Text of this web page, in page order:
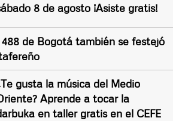
8 de agosto ¡Asiste gratis!
488 de Bogotá también se festejó
gusta la música del Medio
Aprende a tocar la
en taller gratis en el CEFE